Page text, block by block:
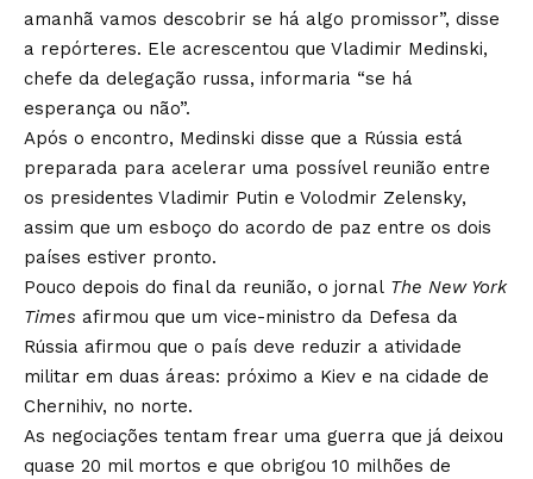
amanhã vamos descobrir se há algo promissor”, disse
a repórteres. Ele acrescentou que Vladimir Medinski,
chefe da delegação russa, informaria “se há
esperança ou não”.
Após o encontro, Medinski disse que a Rússia está
preparada para acelerar uma possível reunião entre
os presidentes Vladimir Putin e Volodmir Zelensky,
assim que um esboço do acordo de paz entre os dois
países estiver pronto.
Pouco depois do final da reunião, o jornal The New York
Times afirmou que um vice-ministro da Defesa da
Rússia afirmou que o país deve reduzir a atividade
militar em duas áreas: próximo a Kiev e na cidade de
Chernihiv, no norte.
As negociações tentam frear uma guerra que já deixou
quase 20 mil mortos e que obrigou 10 milhões de